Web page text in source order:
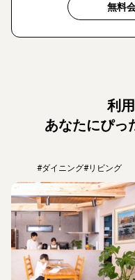
無料
利
あなたにぴっ
#ダイニング#リビング